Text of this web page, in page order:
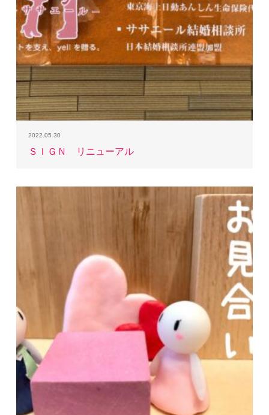
2022.05.30
ＳＩＧＮ リニューアル